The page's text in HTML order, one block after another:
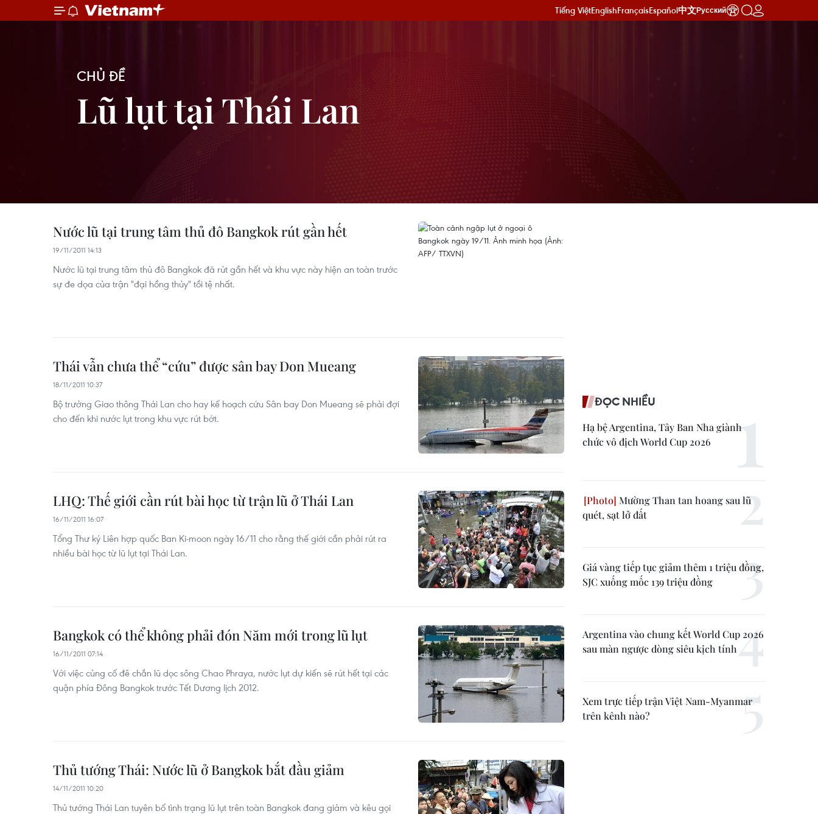
Tiếng ViệtEnglishFrançaisEspañol中文Русский
CHỦ ĐỀ
Lũ lụt tại Thái Lan
Nước lũ tại trung tâm thủ đô Bangkok rút gần hết
19/11/2011 14:13
Nước lũ tại trung tâm thủ đô Bangkok đã rút gần hết và khu vực này hiện an toàn trước
sự đe dọa của trận "đại hồng thủy" tồi tệ nhất.
Thái vẫn chưa thể “cứu” được sân bay Don Mueang
18/11/2011 10:37
Bộ trưởng Giao thông Thái Lan cho hay kế hoạch cứu Sân bay Don Mueang sẽ phải đợi
cho đến khi nước lụt trong khu vực rút bớt.
LHQ: Thế giới cần rút bài học từ trận lũ ở Thái Lan
16/11/2011 16:07
Tổng Thư ký Liên hợp quốc Ban Ki-moon ngày 16/11 cho rằng thế giới cần phải rút ra
nhiều bài học từ lũ lụt tại Thái Lan.
Bangkok có thể không phải đón Năm mới trong lũ lụt
16/11/2011 07:14
Với việc củng cố đê chắn lũ dọc sông Chao Phraya, nước lụt dự kiến sẽ rút hết tại các
quận phía Đông Bangkok trước Tết Dương lịch 2012.
Thủ tướng Thái: Nước lũ ở Bangkok bắt đầu giảm
14/11/2011 10:20
Thủ tướng Thái Lan tuyên bố tình trạng lũ lụt trên toàn Bangkok đang giảm và kêu gọi
ĐỌC NHIỀU
Hạ bệ Argentina, Tây Ban Nha giành
chức vô địch World Cup 2026
Mường Than tan hoang sau lũ
quét, sạt lở đất
Giá vàng tiếp tục giảm thêm 1 triệu đồng,
SJC xuống mốc 139 triệu đồng
Argentina vào chung kết World Cup 2026
sau màn ngược dòng siêu kịch tính
Xem trực tiếp trận Việt Nam-Myanmar
trên kênh nào?